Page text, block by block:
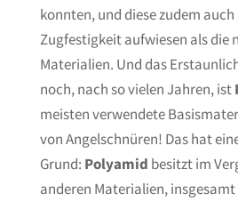
konnten, und diese zudem
Zugfestigkeit aufwiesen als die
Materialien. Und das
noch, nach so vielen Jahren, ist
meisten verwendete
von Angelschnüren! Das hat
Grund: Polyamid besitzt im
anderen Materialien, insgesamt